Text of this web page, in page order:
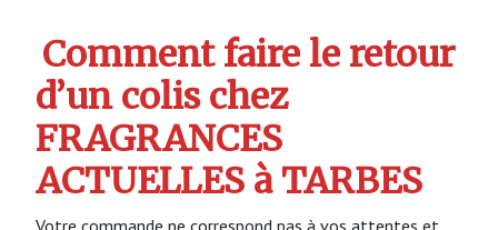
Comment faire le retour
d’un colis chez
FRAGRANCES
ACTUELLES à TARBES
Votre commande ne correspond pas à vos attentes et